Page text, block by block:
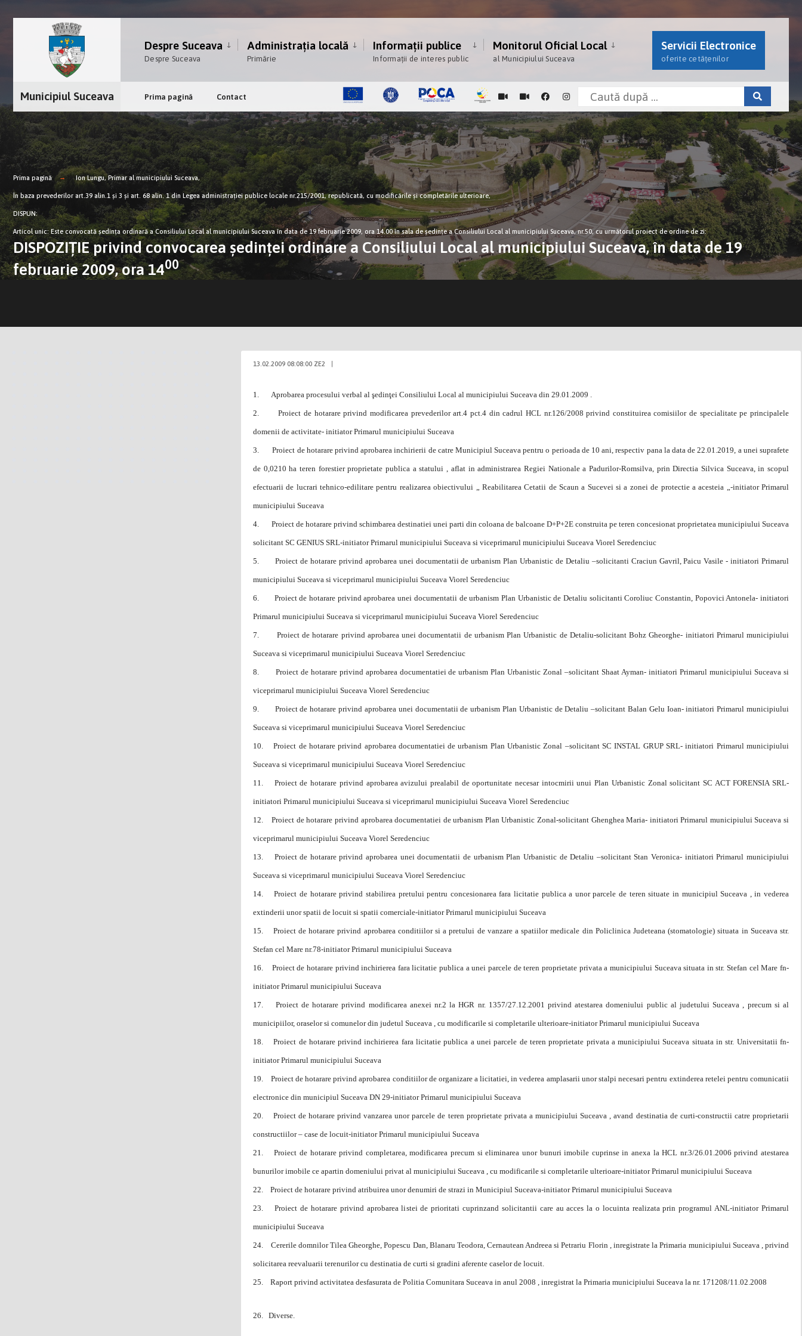
Despre Suceava
Despre Suceava
Administrația locală
Primărie
Informații publice
Informații de interes public
Monitorul Oficial Local
al Municipiului Suceava
Servicii Electronice
oferite cetățenilor
Municipiul Suceava Prima pagină Contact
Prima pagină Ion Lungu, Primar al municipiului Suceava,
În baza prevederilor art.39 alin.1 şi 3 şi art. 68 alin. 1 din Legea administraţiei publice locale nr.215/2001, republicată, cu modificările şi completările ulterioare,
DISPUN:
Articol unic: Este convocată şedinţa ordinară a Consiliului Local al municipiului Suceava în data de 19 februarie 2009, ora 14.00 în sala de şedinţe a Consiliului Local al municipiului Suceava, nr.50, cu următorul proiect de ordine de zi:
DISPOZIŢIE privind convocarea şedinţei ordinare a Consiliului Local al municipiului Suceava, în data de 19
februarie 2009, ora 1400
13.02.2009 08:08:00 ZE2
1. Aprobarea procesului verbal al şedinţei Consiliului Local al municipiului Suceava din 29.01.2009 .
2. Proiect de hotarare privind modificarea prevederilor art.4 pct.4 din cadrul HCL nr.126/2008 privind constituirea comisiilor de specialitate pe principalele
domenii de activitate- initiator Primarul municipiului Suceava
3. Proiect de hotarare privind aprobarea inchirierii de catre Municipiul Suceava pentru o perioada de 10 ani, respectiv pana la data de 22.01.2019, a unei suprafete
de 0,0210 ha teren forestier proprietate publica a statului , aflat in administrarea Regiei Nationale a Padurilor-Romsilva, prin Directia Silvica Suceava, in scopul
efectuarii de lucrari tehnico-edilitare pentru realizarea obiectivului „ Reabilitarea Cetatii de Scaun a Sucevei si a zonei de protectie a acesteia „-initiator Primarul
municipiului Suceava
4. Proiect de hotarare privind schimbarea destinatiei unei parti din coloana de balcoane D+P+2E construita pe teren concesionat proprietatea municipiului Suceava
solicitant SC GENIUS SRL-initiator Primarul municipiului Suceava si viceprimarul municipiului Suceava Viorel Seredenciuc
5. Proiect de hotarare privind aprobarea unei documentatii de urbanism Plan Urbanistic de Detaliu –solicitanti Craciun Gavril, Paicu Vasile - initiatori Primarul
municipiului Suceava si viceprimarul municipiului Suceava Viorel Seredenciuc
6. Proiect de hotarare privind aprobarea unei documentatii de urbanism Plan Urbanistic de Detaliu solicitanti Coroliuc Constantin, Popovici Antonela- initiatori
Primarul municipiului Suceava si viceprimarul municipiului Suceava Viorel Seredenciuc
7. Proiect de hotarare privind aprobarea unei documentatii de urbanism Plan Urbanistic de Detaliu-solicitant Bohz Gheorghe- initiatori Primarul municipiului
Suceava si viceprimarul municipiului Suceava Viorel Seredenciuc
8. Proiect de hotarare privind aprobarea documentatiei de urbanism Plan Urbanistic Zonal –solicitant Shaat Ayman- initiatori Primarul municipiului Suceava si
viceprimarul municipiului Suceava Viorel Seredenciuc
9. Proiect de hotarare privind aprobarea unei documentatii de urbanism Plan Urbanistic de Detaliu –solicitant Balan Gelu Ioan- initiatori Primarul municipiului
Suceava si viceprimarul municipiului Suceava Viorel Seredenciuc
10. Proiect de hotarare privind aprobarea documentatiei de urbanism Plan Urbanistic Zonal –solicitant SC INSTAL GRUP SRL- initiatori Primarul municipiului
Suceava si viceprimarul municipiului Suceava Viorel Seredenciuc
11. Proiect de hotarare privind aprobarea avizului prealabil de oportunitate necesar intocmirii unui Plan Urbanistic Zonal solicitant SC ACT FORENSIA SRL-
initiatori Primarul municipiului Suceava si viceprimarul municipiului Suceava Viorel Seredenciuc
12. Proiect de hotarare privind aprobarea documentatiei de urbanism Plan Urbanistic Zonal-solicitant Ghenghea Maria- initiatori Primarul municipiului Suceava si
viceprimarul municipiului Suceava Viorel Seredenciuc
13. Proiect de hotarare privind aprobarea unei documentatii de urbanism Plan Urbanistic de Detaliu –solicitant Stan Veronica- initiatori Primarul municipiului
Suceava si viceprimarul municipiului Suceava Viorel Seredenciuc
14. Proiect de hotarare privind stabilirea pretului pentru concesionarea fara licitatie publica a unor parcele de teren situate in municipiul Suceava , in vederea
extinderii unor spatii de locuit si spatii comerciale-initiator Primarul municipiului Suceava
15. Proiect de hotarare privind aprobarea conditiilor si a pretului de vanzare a spatiilor medicale din Policlinica Judeteana (stomatologie) situata in Suceava str.
Stefan cel Mare nr.78-initiator Primarul municipiului Suceava
16. Proiect de hotarare privind inchirierea fara licitatie publica a unei parcele de teren proprietate privata a municipiului Suceava situata in str. Stefan cel Mare fn-
initiator Primarul municipiului Suceava
17. Proiect de hotarare privind modificarea anexei nr.2 la HGR nr. 1357/27.12.2001 privind atestarea domeniului public al judetului Suceava , precum si al
municipiilor, oraselor si comunelor din judetul Suceava , cu modificarile si completarile ulterioare-initiator Primarul municipiului Suceava
18. Proiect de hotarare privind inchirierea fara licitatie publica a unei parcele de teren proprietate privata a municipiului Suceava situata in str. Universitatii fn-
initiator Primarul municipiului Suceava
19. Proiect de hotarare privind aprobarea conditiilor de organizare a licitatiei, in vederea amplasarii unor stalpi necesari pentru extinderea retelei pentru comunicatii
electronice din municipiul Suceava DN 29-initiator Primarul municipiului Suceava
20. Proiect de hotarare privind vanzarea unor parcele de teren proprietate privata a municipiului Suceava , avand destinatia de curti-constructii catre proprietarii
constructiilor – case de locuit-initiator Primarul municipiului Suceava
21. Proiect de hotarare privind completarea, modificarea precum si eliminarea unor bunuri imobile cuprinse in anexa la HCL nr.3/26.01.2006 privind atestarea
bunurilor imobile ce apartin domeniului privat al municipiului Suceava , cu modificarile si completarile ulterioare-initiator Primarul municipiului Suceava
22. Proiect de hotarare privind atribuirea unor denumiri de strazi in Municipiul Suceava-initiator Primarul municipiului Suceava
23. Proiect de hotarare privind aprobarea listei de prioritati cuprinzand solicitantii care au acces la o locuinta realizata prin programul ANL-initiator Primarul
municipiului Suceava
24. Cererile domnilor Tilea Gheorghe, Popescu Dan, Blanaru Teodora, Cernautean Andreea si Petrariu Florin , inregistrate la Primaria municipiului Suceava , privind
solicitarea reevaluarii terenurilor cu destinatia de curti si gradini aferente caselor de locuit.
25. Raport privind activitatea desfasurata de Politia Comunitara Suceava in anul 2008 , inregistrat la Primaria municipiului Suceava la nr. 171208/11.02.2008
26. Diverse.